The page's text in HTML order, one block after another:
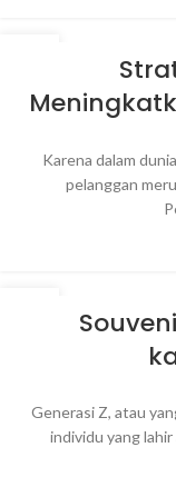
Karena dalam
pelanggan
Generasi Z, atau
individu yang